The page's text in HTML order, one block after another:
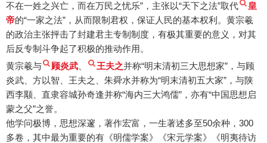
不在一姓之兴亡，而在万民之忧乐”，主张以“天下之法”取代
皇
帝的“一家之法”，从而限制君权，保证人民的基本权利。黄宗羲
的政治主张抨击了封建君主专制制度，有极其重要的意义，对其
后反专制斗争起了积极的推动作用。
黄宗羲与
顾炎武 王夫之并称“明末清初三大思想家”，与顾
炎武、方以智、王夫之、朱舜水并称为“明末清初五大家”，与陕
西李颙、直隶容城孙奇逢并称“海内三大鸿儒”，亦有“中国思想启
蒙之父”之誉。
他学问极博，思想深邃，著作宏富，一生著述多至50余种，300
多卷，其中最为重要的有《明儒学案》《宋元学案》《明夷待访